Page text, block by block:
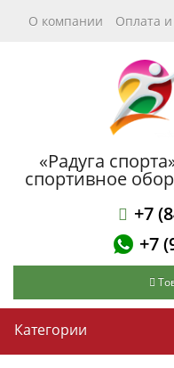
О компании Оплата и
«Радуга
спортивное
+7
+7
Категории